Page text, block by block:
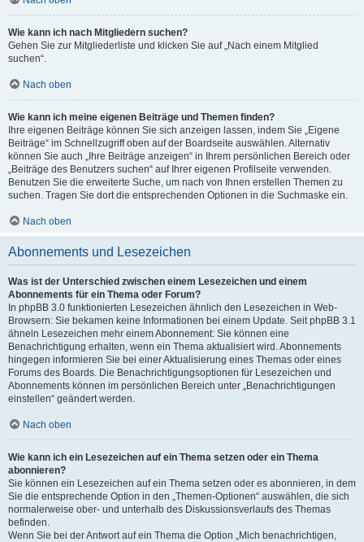
Wie kann ich nach Mitgliedern suchen?
Gehen Sie zur Mitgliederliste und klicken Sie auf „Nach einem Mitglied
suchen“.
Nach oben
Wie kann ich meine eigenen Beiträge und Themen finden?
Ihre eigenen Beiträge können Sie sich anzeigen lassen, indem Sie „Eigene
Beiträge“ im Schnellzugriff oben auf der Boardseite auswählen. Alternativ
können Sie auch „Ihre Beiträge anzeigen“ in Ihrem persönlichen Bereich oder
„Beiträge des Benutzers suchen“ auf Ihrer eigenen Profilseite verwenden.
Benutzen Sie die erweiterte Suche, um nach von Ihnen erstellen Themen zu
suchen. Tragen Sie dort die entsprechenden Optionen in die Suchmaske ein.
Nach oben
Abonnements und Lesezeichen
Was ist der Unterschied zwischen einem Lesezeichen und einem
Abonnements für ein Thema oder Forum?
In phpBB 3.0 funktionierten Lesezeichen ähnlich den Lesezeichen in Web-
Browsern: Sie bekamen keine Informationen bei einem Update. Seit phpBB 3.1
ähneln Lesezeichen mehr einem Abonnement: Sie können eine
Benachrichtigung erhalten, wenn ein Thema aktualisiert wird. Abonnements
hingegen informieren Sie bei einer Aktualisierung eines Themas oder eines
Forums des Boards. Die Benachrichtigungsoptionen für Lesezeichen und
Abonnements können im persönlichen Bereich unter „Benachrichtigungen
einstellen“ geändert werden.
Nach oben
Wie kann ich ein Lesezeichen auf ein Thema setzen oder ein Thema
abonnieren?
Sie können ein Lesezeichen auf ein Thema setzen oder es abonnieren, in dem
Sie die entsprechende Option in den „Themen-Optionen“ auswählen, die sich
normalerweise ober- und unterhalb des Diskussionsverlaufs des Themas
befinden.
Wenn Sie bei der Antwort auf ein Thema die Option „Mich benachrichtigen,